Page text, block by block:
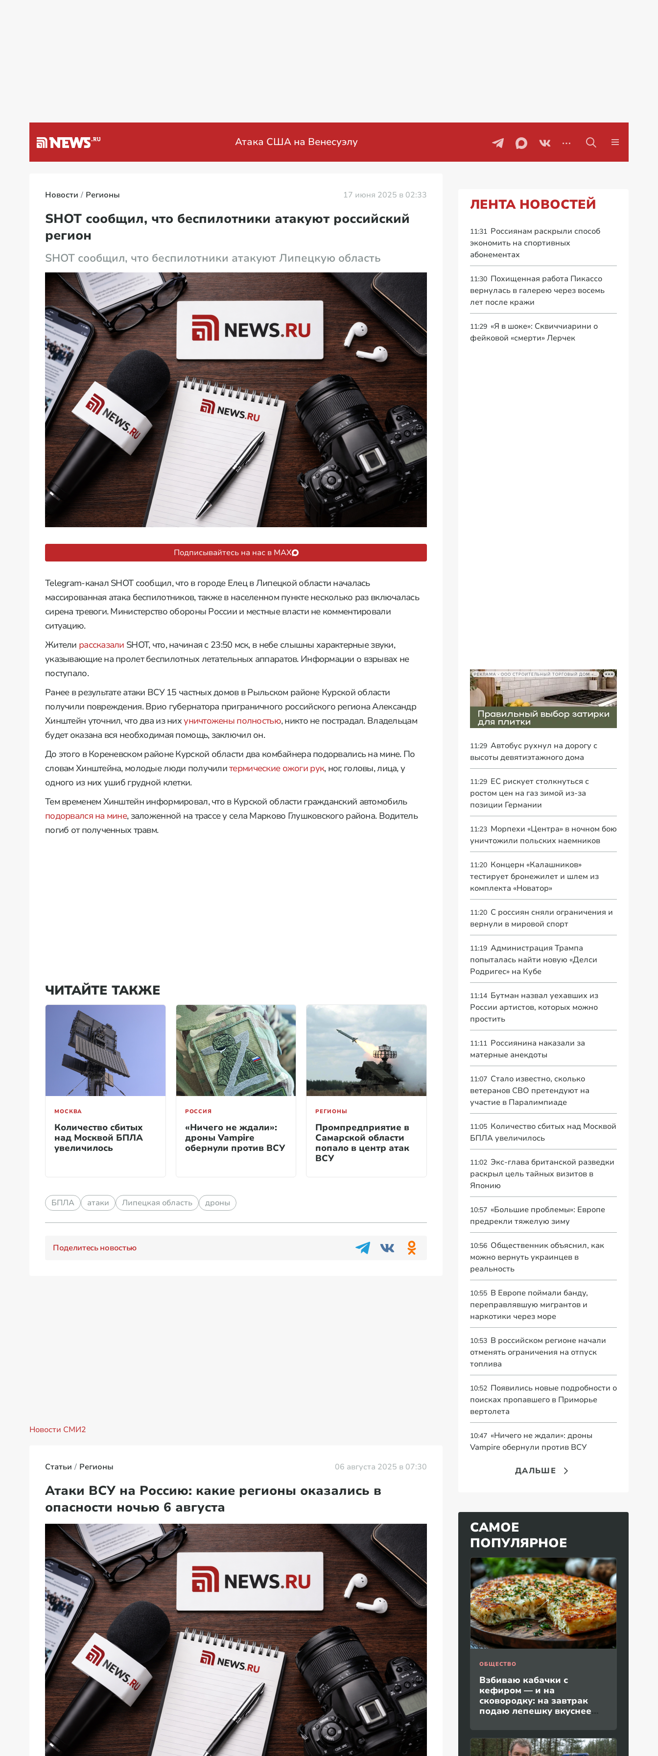
Специальная военная операция на Украине: мирные переговоры Проблемы с бензином в
Новости Регионы 17 июня 2025 в 02:33
SHOT сообщил, что беспилотники атакуют российский
регион
SHOT сообщил, что беспилотники атакуют Липецкую область
Подписывайтесь на нас в MAX
Telegram-канал SHOT сообщил, что в городе Елец в Липецкой области началась
массированная атака беспилотников, также в населенном пункте несколько раз включалась
сирена тревоги. Министерство обороны России и местные власти не комментировали
ситуацию.
Жители рассказали SHOT, что, начиная с 23:50 мск, в небе слышны характерные звуки,
указывающие на пролет беспилотных летательных аппаратов. Информации о взрывах не
поступало.
Ранее в результате атаки ВСУ 15 частных домов в Рыльском районе Курской области
получили повреждения. Врио губернатора приграничного российского региона Александр
Хинштейн уточнил, что два из нихуничтожены полностью, никто не пострадал. Владельцам
будет оказана вся необходимая помощь, заключил он.
До этого в Кореневском районе Курской области два комбайнера подорвались на мине. По
словам Хинштейна, молодые люди получилитермические ожоги рук, ног, головы, лица, у
одного из них ушиб грудной клетки.
Тем временем Хинштейн информировал, что в Курской области гражданский автомобиль
подорвался на мине, заложенной на трассе у села Марково Глушковского района. Водитель
погиб от полученных травм.
ЧИТАЙТЕ ТАКЖЕ
МОСКВА
Количество сбитых
над Москвой БПЛА
увеличилось
РОССИЯ
«Ничего не ждали»:
дроны Vampire
обернули против ВСУ
РЕГИОНЫ
Промпредприятие в
Самарской области
попало в центр атак
ВСУ
БПЛА атаки Липецкая область дроны
Поделитесь новостью
Новости СМИ2
Статьи Регионы 06 августа 2025 в 07:30
Атаки ВСУ на Россию: какие регионы оказались в
опасности ночью 6 августа
ЛЕНТА НОВОСТЕЙ
11:31 Россиянам раскрыли способ
экономить на спортивных
абонементах
11:30 Похищенная работа Пикассо
вернулась в галерею через восемь
лет после кражи
11:29 «Я в шоке»: Сквиччиарини о
фейковой «смерти» Лерчек
11:29 Автобус рухнул на дорогу с
высоты девятиэтажного дома
11:29 ЕС рискует столкнуться с
ростом цен на газ зимой из-за
позиции Германии
11:23 Морпехи «Центра» в ночном бою
уничтожили польских наемников
11:20 Концерн «Калашников»
тестирует бронежилет и шлем из
комплекта «Новатор»
11:20 С россиян сняли ограничения и
вернули в мировой спорт
11:19 Администрация Трампа
попыталась найти новую «Делси
Родригес» на Кубе
11:14 Бутман назвал уехавших из
России артистов, которых можно
простить
11:11 Россиянина наказали за
матерные анекдоты
11:07 Стало известно, сколько
ветеранов СВО претендуют на
участие в Паралимпиаде
11:05 Количество сбитых над Москвой
БПЛА увеличилось
11:02 Экс-глава британской разведки
раскрыл цель тайных визитов в
Японию
10:57 «Большие проблемы»: Европе
предрекли тяжелую зиму
10:56 Общественник объяснил, как
можно вернуть украинцев в
реальность
10:55 В Европе поймали банду,
переправлявшую мигрантов и
наркотики через море
10:53 В российском регионе начали
отменять ограничения на отпуск
топлива
10:52 Появились новые подробности о
поисках пропавшего в Приморье
вертолета
10:47 «Ничего не ждали»: дроны
Vampire обернули против ВСУ
ДАЛЬШЕ
САМОЕ
ПОПУЛЯРНОЕ
ОБЩЕСТВО
Взбиваю кабачки с
кефиром — и на
сковородку: на завтрак
подаю лепешку вкуснее